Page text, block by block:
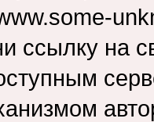
ссылку на